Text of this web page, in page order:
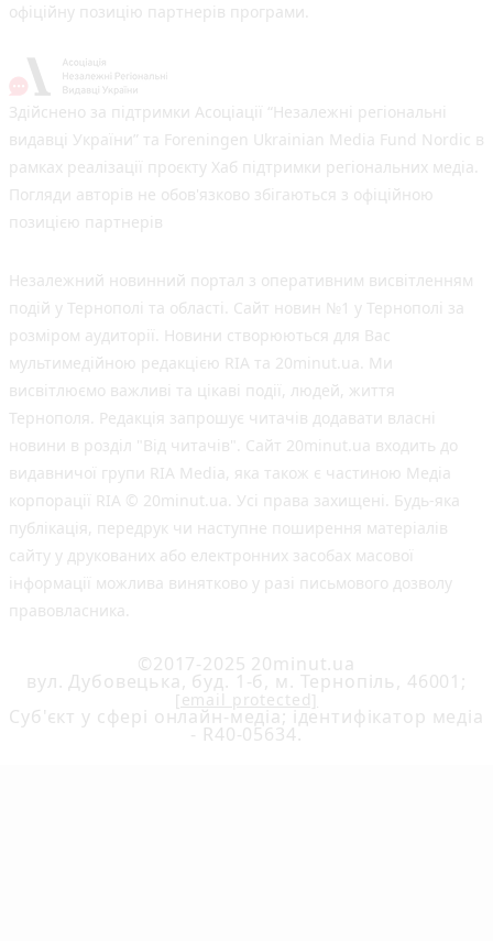
офіційну позицію партнерів програми.
Здійснено за підтримки Асоціації “Незалежні регіональні
видавці України” та Foreningen Ukrainian Media Fund Nordic в
рамках реалізації проєкту Хаб підтримки регіональних медіа.
Погляди авторів не обов'язково збігаються з офіційною
позицією партнерів
Незалежний новинний портал з оперативним висвітленням
подій у Тернополі та області. Сайт новин №1 у Тернополі за
розміром аудиторії. Новини створюються для Вас
мультимедійною редакцією RIA та 20minut.ua. Ми
висвітлюємо важливі та цікаві події, людей, життя
Тернополя. Редакція запрошує читачів додавати власні
новини в розділ "Від читачів". Сайт 20minut.ua входить до
видавничої групи RIA Media, яка також є частиною Медіа
корпорації RIA © 20minut.ua. Усі права захищені. Будь-яка
публiкацiя, передрук чи наступне поширення матеріалів
сайту у друкованих або електронних засобах масової
інформації можлива винятково у разі письмового дозволу
правовласника.
©2017-2025 20minut.ua
вул. Дубовецька, буд. 1-б, м. Тернопіль, 46001;
[email protected]
Cуб'єкт у сфері онлайн-медіа; ідентифікатор медіа
- R40-05634.